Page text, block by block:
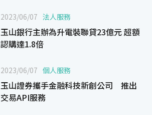
2023/06/07 法人服務
玉山銀行主辦為升電裝聯貸23億元 超額
認購達1.8倍
2023/06/07 個人服務
玉山證券攜手金融科技新創公司 推出
交易API服務